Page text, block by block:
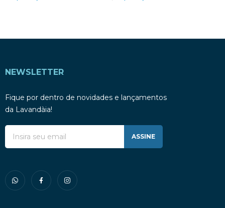
NEWSLETTER
Fique por dentro de novidades e lançamentos
da Lavandàia!
ASSINE